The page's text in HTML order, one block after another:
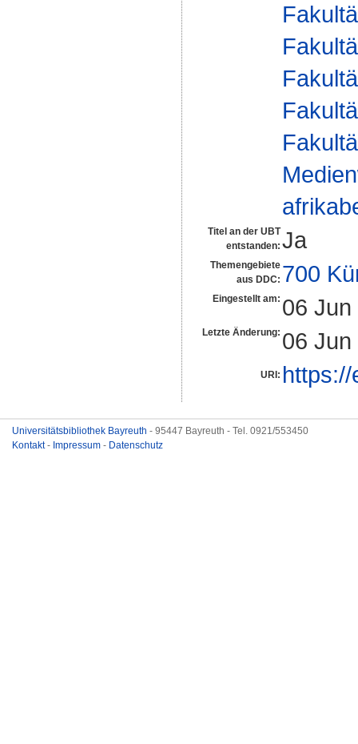
Titel an der UBT
entstanden: Ja
Themengebiete
aus DDC: 700
Eingestellt am: 06
Letzte Änderung: 06
URI:
Universitätsbibliothek Bayreuth - 95447 Bayreuth - Tel. 0921/553450
Kontakt- Impressum - Datenschutz